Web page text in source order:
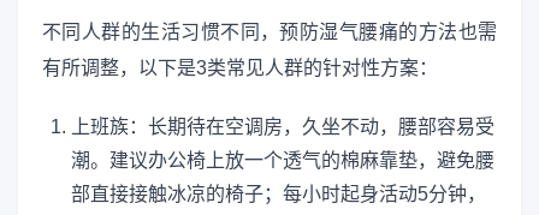
不同人群的生活习惯不同，预防湿气腰痛的方法也需
有所调整，以下是3类常见人群的针对性方案：
上班族：长期待在空调房，久坐不动，腰部容易受
潮。建议办公椅上放一个透气的棉麻靠垫，避免腰
部直接接触冰凉的椅子；每小时起身活动5分钟，